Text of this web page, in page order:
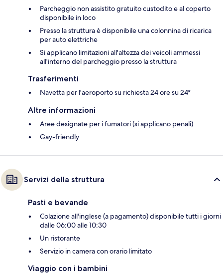
Parcheggio non assistito gratuito custodito e al coperto
disponibile in loco
Presso la struttura è disponibile una colonnina di ricarica
per auto elettriche
Si applicano limitazioni all'altezza dei veicoli ammessi
all'interno del parcheggio presso la struttura
Trasferimenti
Navetta per l'aeroporto su richiesta 24 ore su 24*
Altre informazioni
Aree designate per i fumatori (si applicano penali)
Gay-friendly
Servizi della struttura
Pasti e bevande
Colazione all'inglese (a pagamento) disponibile tutti i giorni
dalle 06:00 alle 10:30
Un ristorante
Servizio in camera con orario limitato
Viaggio con i bambini